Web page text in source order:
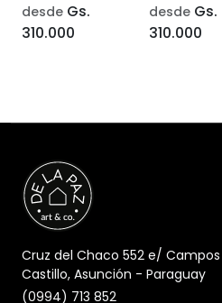
desde Gs.
310.000
desde Gs.
310.000
Cruz del Chaco 552 e/
Castillo, Asunción - Paraguay
(0994) 713 852